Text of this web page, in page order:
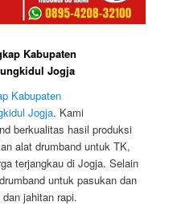
Kabupaten
Jogja
Kabupaten
Jogja. Kami
berkualitas hasil produksi
alat drumband untuk TK,
terjangkau di Jogja. Selain
untuk pasukan dan
jahitan rapi.